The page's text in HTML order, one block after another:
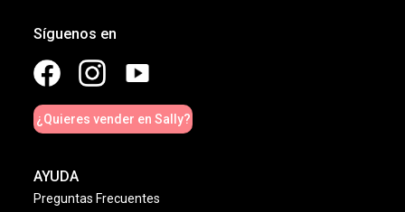
Síguenos en
¿Quieres vender en Sally?
AYUDA
Preguntas Frecuentes